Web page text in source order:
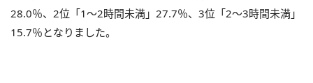
28.0％、2位「1～2時間未満」27.7％、3位「2～3時間未満」
15.7％となりました。